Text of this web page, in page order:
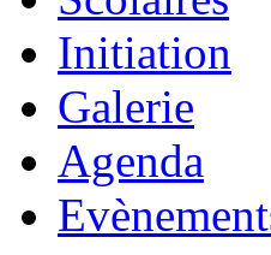
Initiation
Galerie
Agenda